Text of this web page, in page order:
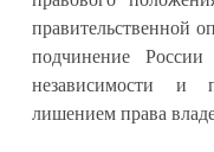
правительственной
подчинение
независимости и
лишением права